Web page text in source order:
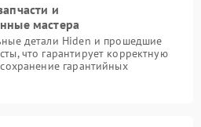
и
мастера
детали Hiden и прошедшие
что гарантирует корректную
гарантийных